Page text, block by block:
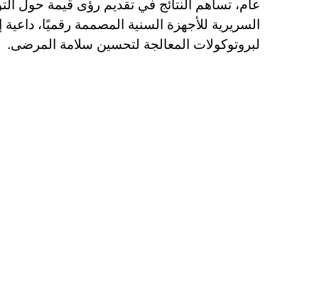
عام، تساهم النتائج في تقديم رؤى قيمة حول
السريرية للأجهزة السنية المصممة رقميًا، داعية
لبروتوكولات المعالجة لتحسين سلامة المرضى.